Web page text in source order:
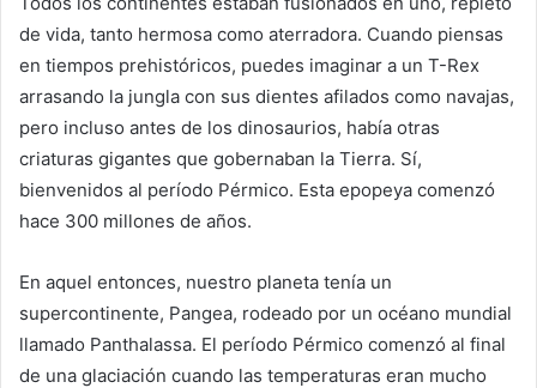
de vida, tanto hermosa como aterradora. Cuando piensas
en tiempos prehistóricos, puedes imaginar a un T-Rex
arrasando la jungla con sus dientes afilados como navajas,
pero incluso antes de los dinosaurios, había otras
criaturas gigantes que gobernaban la Tierra. Sí,
bienvenidos al período Pérmico. Esta epopeya comenzó
hace 300 millones de años.
En aquel entonces, nuestro planeta tenía un
supercontinente, Pangea, rodeado por un océano mundial
llamado Panthalassa. El período Pérmico comenzó al final
de una glaciación cuando las temperaturas eran mucho